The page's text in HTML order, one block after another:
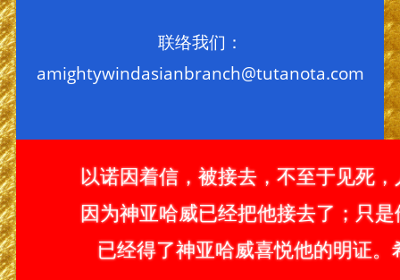
联络我们：
amightywindasianbranch@tutanota.com
以诺因着信，被接去，不至于见死
因为神亚哈威已经把他接去了；只
已经得了神亚哈威喜悦他的明证